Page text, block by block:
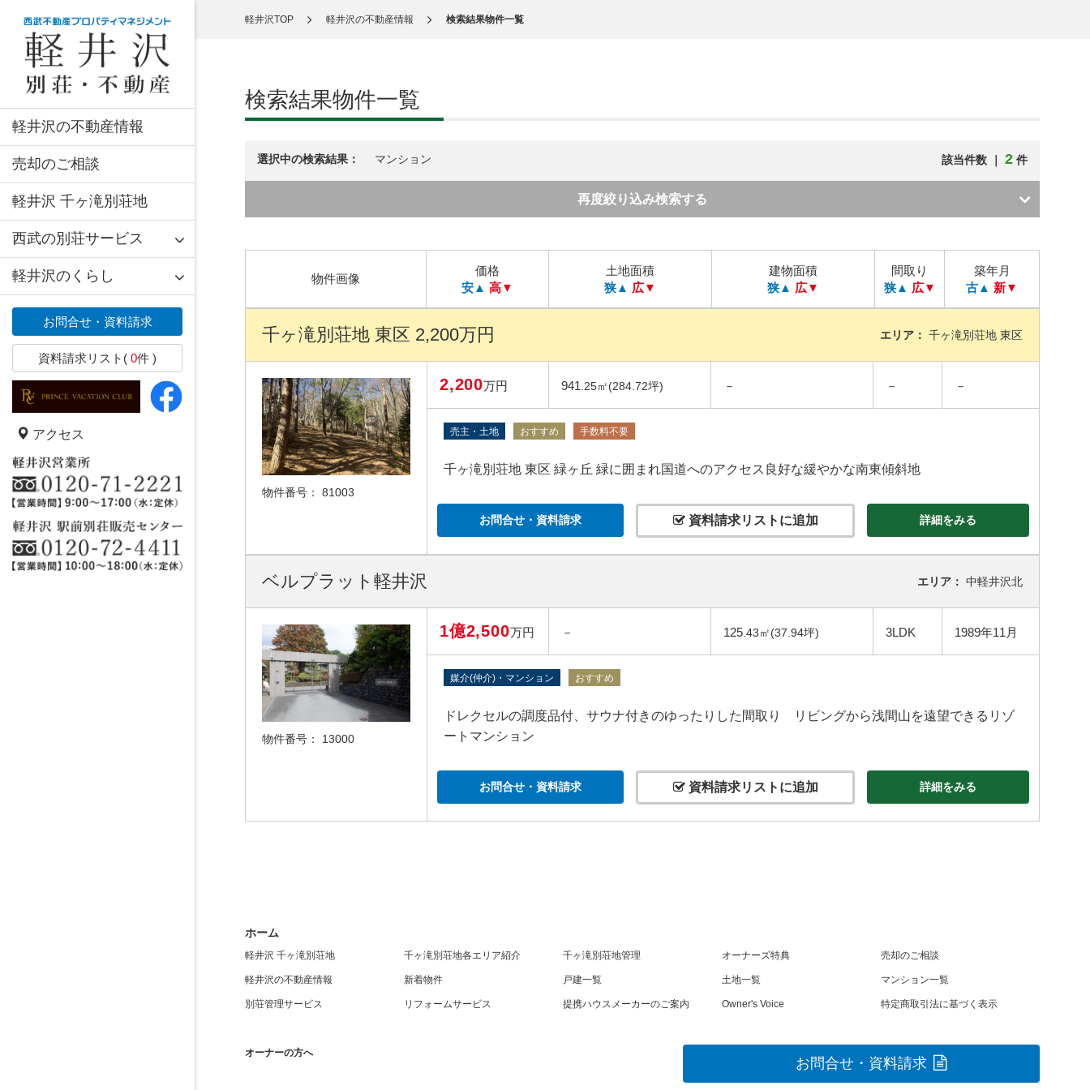
軽井沢の不動産情報
売却のご相談
軽井沢 千ヶ滝別荘地
西武の別荘サービス
軽井沢のくらし
お問合せ・資料請求
資料請求リスト( 0件 )
アクセス
軽井沢TOP 軽井沢の不動産情報 検索結果物件一覧
検索結果物件一覧
選択中の検索結果： マンション 該当件数 ｜ 2件
再度絞り込み検索する
物件画像
価格
安▲ 高▼
土地面積
狭▲ 広▼
建物面積
狭▲ 広▼
間取り
狭▲ 広▼
築年月
古▲ 新▼
千ヶ滝別荘地 東区 2,200万円 エリア： 千ヶ滝別荘地 東区
物件番号： 81003
2,200万円 941 .25㎡(284.72坪) － － －
売主・土地 おすすめ 手数料不要
千ヶ滝別荘地 東区 緑ヶ丘 緑に囲まれ国道へのアクセス良好な緩やかな南東傾斜地
お問合せ・資料請求 資料請求リストに追加 詳細をみる
ベルプラット軽井沢 エリア： 中軽井沢北
物件番号： 13000
1億2,500万円 － 125 .43㎡(37.94坪) 3LDK 1989年11月
媒介(仲介)・マンション おすすめ
ドレクセルの調度品付、サウナ付きのゆったりした間取り リビングから浅間山を遠望できるリゾ
ートマンション
お問合せ・資料請求 資料請求リストに追加 詳細をみる
ホーム
軽井沢 千ヶ滝別荘地 千ヶ滝別荘地各エリア紹介 千ヶ滝別荘地管理 オーナーズ特典 売却のご相談
軽井沢の不動産情報 新着物件 戸建一覧 土地一覧 マンション一覧
別荘管理サービス リフォームサービス 提携ハウスメーカーのご案内 Owner's Voice 特定商取引法に基づく表示
オーナーの方へ
お問合せ・資料請求